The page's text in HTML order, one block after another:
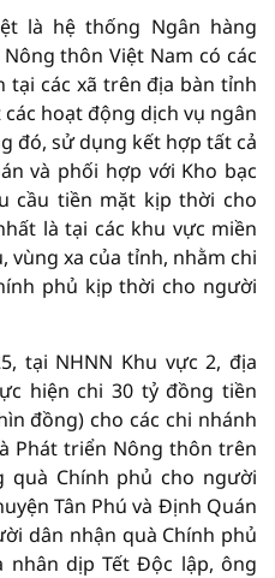
là hệ thống Ngân hàng
thôn Việt Nam có các
tại các xã trên địa bàn tỉnh
hoạt động dịch vụ ngân
đó, sử dụng kết hợp tất cả
và phối hợp với Kho bạc
cầu tiền mặt kịp thời cho
là tại các khu vực miền
vùng xa của tỉnh, nhằm chi
phủ kịp thời cho người
tại NHNN Khu vực 2, địa
hiện chi 30 tỷ đồng tiền
đồng) cho các chi nhánh
Phát triển Nông thôn trên
Chính phủ cho người
Tân Phú và Định Quán
dân nhận quà Chính phủ
dịp Tết Độc lập, ông